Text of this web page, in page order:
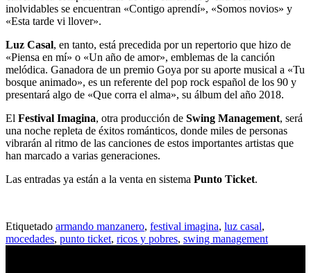
inolvidables se encuentran «Contigo aprendí», «Somos novios» y
«Esta tarde vi llover».
Luz Casal, en tanto, está precedida por un repertorio que hizo de
«Piensa en mí» o «Un año de amor», emblemas de la canción
melódica. Ganadora de un premio Goya por su aporte musical a «Tu
bosque animado», es un referente del pop rock español de los 90 y
presentará algo de «Que corra el alma», su álbum del año 2018.
El Festival Imagina, otra producción de Swing Management, será
una noche repleta de éxitos románticos, donde miles de personas
vibrarán al ritmo de las canciones de estos importantes artistas que
han marcado a varias generaciones.
Las entradas ya están a la venta en sistema Punto Ticket.
Etiquetado armando manzanero, festival imagina, luz casal,
mocedades, punto ticket, ricos y pobres, swing management